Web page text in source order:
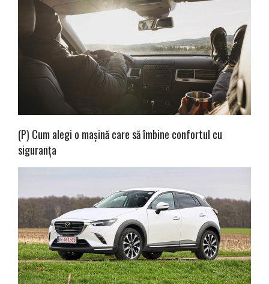
(P) Cum alegi o mașină care să îmbine confortul cu
siguranța